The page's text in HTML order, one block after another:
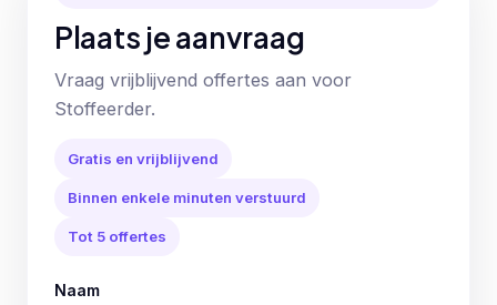
Plaats je aanvraag
Vraag vrijblijvend offertes aan voor
Stoffeerder.
Gratis en vrijblijvend
Binnen enkele minuten verstuurd
Tot 5 offertes
Naam